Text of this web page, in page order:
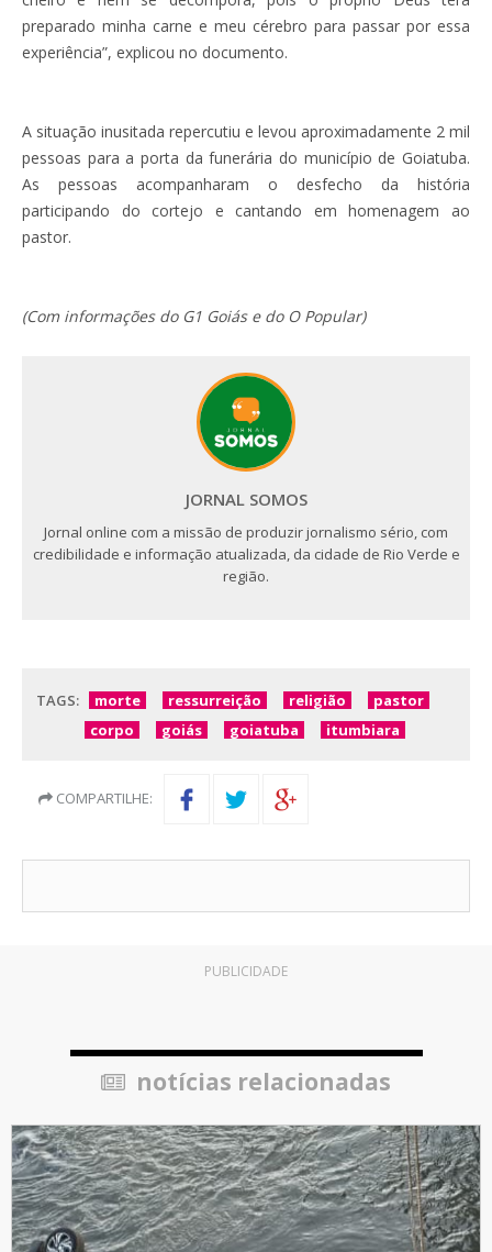
preparado minha carne e meu cérebro para passar por essa
experiência”, explicou no documento.
A situação inusitada repercutiu e levou aproximadamente 2 mil
pessoas para a porta da funerária do município de Goiatuba.
As pessoas acompanharam o desfecho da história
participando do cortejo e cantando em homenagem ao
pastor.
(Com informações do G1 Goiás e do O Popular)
JORNAL SOMOS
Jornal online com a missão de produzir jornalismo sério, com
credibilidade e informação atualizada, da cidade de Rio Verde e
região.
TAGS: morte ressurreição religião
pastor
corpo
goiás goiatuba itumbiara
COMPARTILHE:
PUBLICIDADE
notícias relacionadas